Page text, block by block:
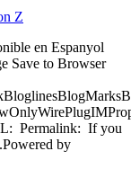
Z
en Espanyol
Save to Browser
Permalink: If you
by